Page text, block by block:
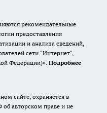
рекомендательные
предоставления
и анализа сведений,
сети "Интернет",
Федерации)». Подробнее
сайте, охраняется в
об авторском праве и не